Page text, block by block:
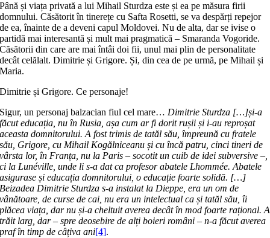
Până și viața privată a lui Mihail Sturdza este și ea pe măsura firii
domnului. Căsătorit în tinerețe cu Safta Rosetti, se va despărți repejor
de ea, înainte de a deveni capul Moldovei. Nu de alta, dar se ivise o
partidă mai interesantă și mult mai pragmatică – Smaranda Vogoride.
Căsătorii din care are mai întâi doi fii, unul mai plin de personalitate
decât celălalt. Dimitrie și Grigore. Și, din cea de pe urmă, pe Mihail și
Maria.
Dimitrie și Grigore. Ce personaje!
Sigur, un personaj balzacian fiul cel mare…Dimitrie Sturdza […]și-a
făcut educația, nu în Rusia, așa cum ar fi dorit rușii și i-au reproșat
aceasta domnitorului. A fost trimis de tatăl său, împreună cu fratele
său, Grigore, cu Mihail Kogălniceanu și cu încă patru, cinci tineri de
vârsta lor, în Franța, nu la Paris – socotit un cuib de idei subversive –,
ci la Lunéville, unde li s-a dat ca profesor abatele Lhommée. Abatele
asigurase și educația domnitorului, o educație foarte solidă. […]
Beizadea Dimitrie Sturdza s-a instalat la Dieppe, era un om de
vânătoare, de curse de cai, nu era un intelectual ca și tatăl său, îi
plăcea viața, dar nu și-a cheltuit averea decât în mod foarte rațional. A
trăit larg, dar – spre deosebire de alți boieri români – n-a făcut averea
praf în timp de câțiva ani[4].